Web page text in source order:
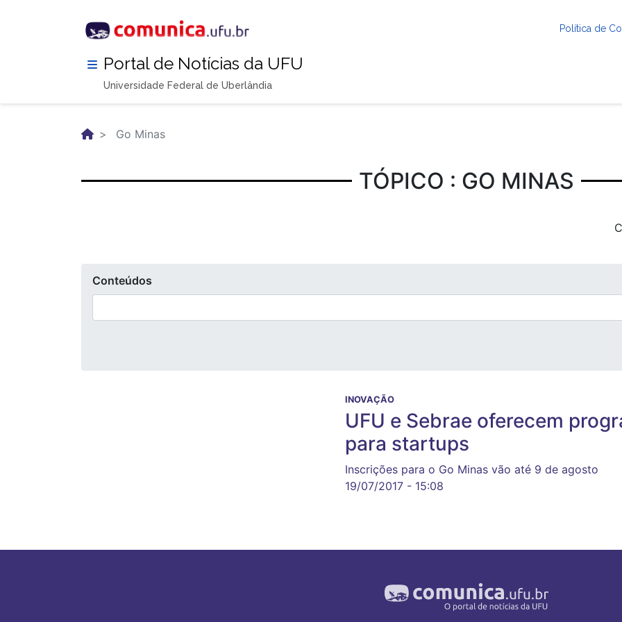
Política de
Portal de Notícias da UFU
Universidade Federal de Uberlândia
Go Minas
TÓPICO : GO MINAS
Conteúdos
INOVAÇÃO
UFU e Sebrae oferecem
para startups
Inscrições para o Go Minas vão até 9 de agosto
19/07/2017 - 15:08